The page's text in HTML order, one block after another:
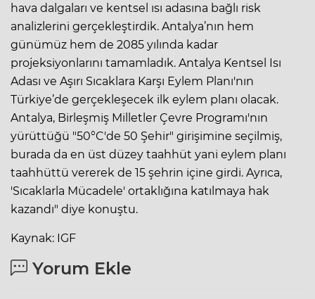
hava dalgaları ve kentsel ısı adasına bağlı risk
analizlerini gerçekleştirdik. Antalya’nın hem
günümüz hem de 2085 yılında kadar
projeksiyonlarını tamamladık. Antalya Kentsel Isı
Adası ve Aşırı Sıcaklara Karşı Eylem Planı'nın
Türkiye’de gerçekleşecek ilk eylem planı olacak.
Antalya, Birleşmiş Milletler Çevre Programı'nın
yürüttüğü "50°C'de 50 Şehir" girişimine seçilmiş,
burada da en üst düzey taahhüt yani eylem planı
taahhüttü vererek de 15 şehrin içine girdi. Ayrıca,
'Sıcaklarla Mücadele' ortaklığına katılmaya hak
kazandı" diye konuştu.
Kaynak: IGF
Yorum Ekle